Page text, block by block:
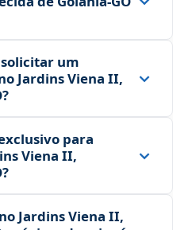
um
Jardins Viena II,
para
Viena II,
Jardins Viena II,